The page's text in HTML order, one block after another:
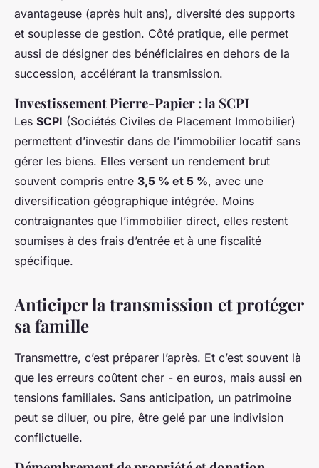
avantageuse (après huit ans), diversité des supports
et souplesse de gestion. Côté pratique, elle permet
aussi de désigner des bénéficiaires en dehors de la
succession, accélérant la transmission.
Investissement Pierre-Papier : la SCPI
Les SCPI (Sociétés Civiles de Placement Immobilier)
permettent d’investir dans de l’immobilier locatif sans
gérer les biens. Elles versent un rendement brut
souvent compris entre 3,5 % et 5 %, avec une
diversification géographique intégrée. Moins
contraignantes que l’immobilier direct, elles restent
soumises à des frais d’entrée et à une fiscalité
spécifique.
Anticiper la transmission et protéger
sa famille
Transmettre, c’est préparer l’après. Et c’est souvent là
que les erreurs coûtent cher - en euros, mais aussi en
tensions familiales. Sans anticipation, un patrimoine
peut se diluer, ou pire, être gelé par une indivision
conflictuelle.